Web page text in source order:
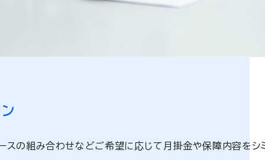
スの組み合わせなどご希望に応じて月掛金や保障内容をシ